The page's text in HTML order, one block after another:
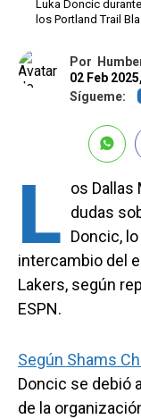
Luka Doncic
los Portland Trail
Por
02 Feb
Sígueme:
L os
dudas
Doncic,
intercambio del
Lakers, según
ESPN.
Según Shams
Doncic se debió
de la